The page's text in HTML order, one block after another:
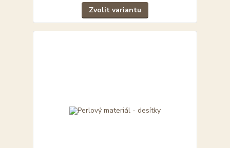
Zvolit variantu